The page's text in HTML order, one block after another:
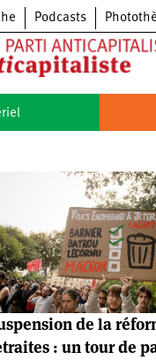
Podcasts
parti
du
NPA
du
NPA
6e
5e
du
NPA
Statuts
du
parti
Textes
du
de la
: un tour de